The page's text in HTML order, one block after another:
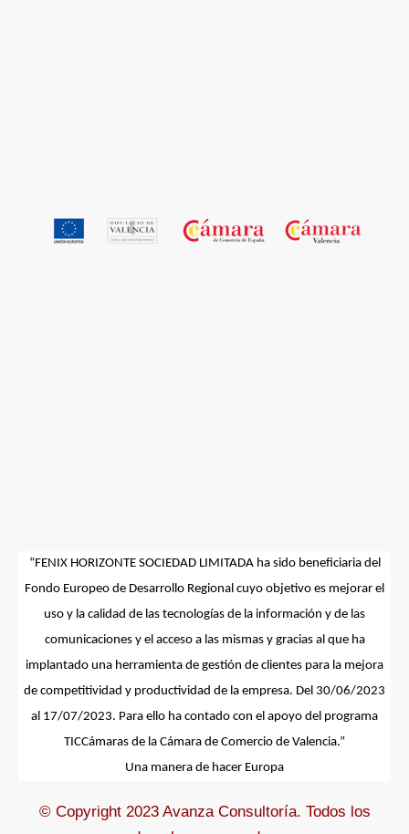
“ FENIX HORIZONTE SOCIEDAD LIMITADA ha sido beneficiaria del
Fondo Europeo de Desarrollo Regional cuyo objetivo es mejorar el
uso y la calidad de las tecnologías de la información y de las
comunicaciones y el acceso a las mismas y gracias al que ha
implantado una herramienta de gestión de clientes para la mejora
de competitividad y productividad de la empresa. Del 30/06/2023
al 17/07/2023. Para ello ha contado con el apoyo del programa
TICCámaras de la Cámara de Comercio de Valencia.”
Una manera de hacer Europa
© Copyright 2023 Avanza Consultoría. Todos los